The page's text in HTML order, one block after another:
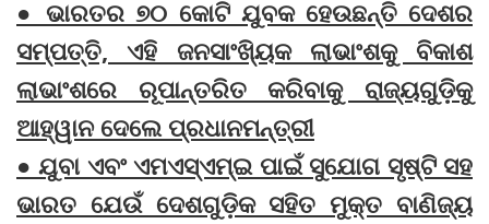
● ଭାରତର ୭୦ କୋଟି ଯୁବକ ହେଉଛନ୍ତି ଦେଶର
ସମ୍ପତ୍ତି, ଏହି ଜନସାଂଖ୍ୟିକ ଲାଭାଂଶକୁ ବିକାଶ
ଲାଭାଂଶରେ ରୂପାନ୍ତରିତ କରିବାକୁ ରାଜ୍ୟଗୁଡ଼ିକୁ
ଆହ୍ୱାନ ଦେଲେ ପ୍ରଧାନମନ୍ତ୍ରୀ
● ଯୁବା ଏବଂ ଏମଏସ୍ଏମ୍ଇ ପାଇଁ ସୁଯୋଗ ସୃଷ୍ଟି ସହ
ଭାରତ ଯେଉଁ ଦେଶଗୁଡ଼ିକ ସହିତ ମୁକ୍ତ ବାଣିଜ୍ୟ